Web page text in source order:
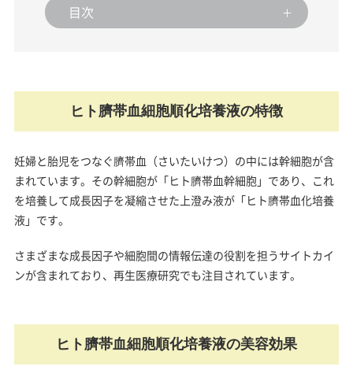
目次
ヒト臍帯血細胞順化培養液の特徴
妊婦と胎児をつなぐ臍帯血（さいたいけつ）の中には幹細胞が含
まれています。その幹細胞が「ヒト臍帯血幹細胞」であり、これ
を培養して成長因子を凝縮させた上澄み液が「ヒト臍帯血化培養
液」です。
さまざまな成長因子や細胞間の情報伝達の役割を担うサイトカイ
ンが含まれており、再生医療研究でも注目されています。
ヒト臍帯血細胞順化培養液の美容効果